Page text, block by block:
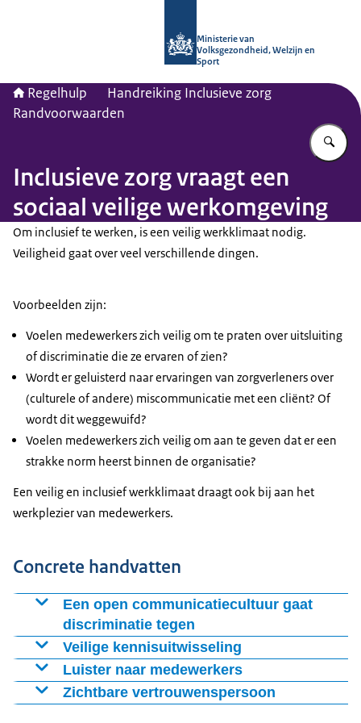
Ministerie van
Volksgezondheid, Welzijn en
Sport
Regelhulp
Handreiking Inclusieve zorg
Randvoorwaarden
Inclusieve zorg vraagt een
sociaal veilige werkomgeving
Om inclusief te werken, is een veilig werkklimaat nodig.
Veiligheid gaat over veel verschillende dingen.
Voorbeelden zijn:
Voelen medewerkers zich veilig om te praten over uitsluiting
of discriminatie die ze ervaren of zien?
Wordt er geluisterd naar ervaringen van zorgverleners over
(culturele of andere) miscommunicatie met een cliënt? Of
wordt dit weggewuifd?
Voelen medewerkers zich veilig om aan te geven dat er een
strakke norm heerst binnen de organisatie?
Een veilig en inclusief werkklimaat draagt ook bij aan het
werkplezier van medewerkers.
Concrete handvatten
Een open communicatiecultuur gaat
discriminatie tegen
In een veilige werksfeer ervaren medewerkers de ruimte
om hun mening te geven. Er is dan een cultuur om
opbouwende feedback met collega's en
leidinggevenden te delen. Denk hier ook aan bij het
Veilige kennisuitwisseling
Om inclusief te werken, helpt het om te leren van
verschillende perspectieven binnen de organisatie.
Luister naar medewerkers
Een veilig werkklimaat betekent dat medewerkers zich
Zichtbare vertrouwenspersoon